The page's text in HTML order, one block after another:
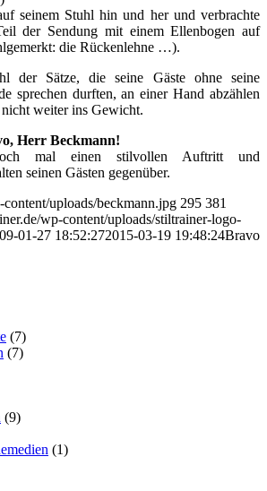
seinem Stuhl hin und her und verbrachte
der Sendung mit einem Ellenbogen auf
die Rückenlehne …).
der Sätze, die seine Gäste ohne seine
sprechen durften, an einer Hand abzählen
weiter ins Gewicht.
Herr Beckmann!
mal einen stilvollen Auftritt und
seinen Gästen gegenüber.
uploads/beckmann.jpg 295 381
wp-content/uploads/stiltrainer-logo-
01-27 18:52:272015-03-19 19:48:24Bravo
(7)
(7)
(9)
(1)